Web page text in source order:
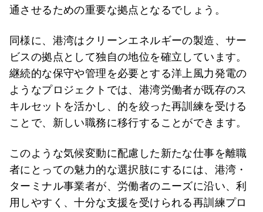
通させるための重要な拠点となるでしょう。
同様に、港湾はクリーンエネルギーの製造、サー
ビスの拠点として独自の地位を確立しています。
継続的な保守や管理を必要とする洋上風力発電の
ようなプロジェクトでは、港湾労働者が既存のス
キルセットを活かし、的を絞った再訓練を受ける
ことで、新しい職務に移行することができます。
このような気候変動に配慮した新たな仕事を離職
者にとっての魅力的な選択肢にするには、港湾・
ターミナル事業者が、労働者のニーズに沿い、利
用しやすく、十分な支援を受けられる再訓練プロ